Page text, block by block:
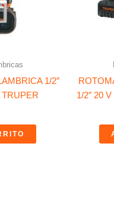
1/2″
1/2″ 20